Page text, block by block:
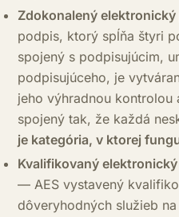
Zdokonalený
podpis, ktorý spĺňa štyri
spojený s podpisujúcim,
podpisujúceho, je
jeho výhradnou kontrolou
spojený tak, že každá
je kategória, v ktorej
Kvalifikovaný
— AES vystavený
dôveryhodných služieb